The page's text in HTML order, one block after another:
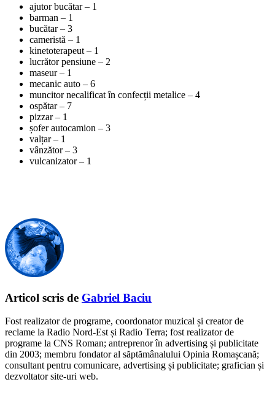
ajutor bucătar – 1
barman – 1
bucătar – 3
cameristă – 1
kinetoterapeut – 1
lucrător pensiune – 2
maseur – 1
mecanic auto – 6
muncitor necalificat în confecții metalice – 4
ospătar – 7
pizzar – 1
șofer autocamion – 3
valțar – 1
vânzător – 3
vulcanizator – 1
Articol scris de Gabriel Baciu
Fost realizator de programe, coordonator muzical și creator de
reclame la Radio Nord-Est și Radio Terra; fost realizator de
programe la CNS Roman; antreprenor în advertising și publicitate
din 2003; membru fondator al săptămânalului Opinia Romașcană;
consultant pentru comunicare, advertising și publicitate; grafician și
dezvoltator site-uri web.